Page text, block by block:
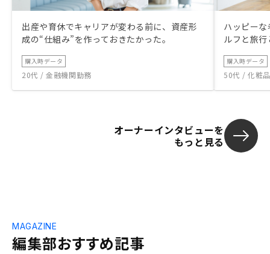
出産や育休でキャリアが変わる前に、資産形
成の“仕組み”を作っておきたかった。
購入時データ
20代 / 金融機関勤務
ハッピー
ルフと旅
購入時データ
50代 / 化粧
オーナーインタビューを
もっと見る
編集部おすすめ記事
MAGAZINE